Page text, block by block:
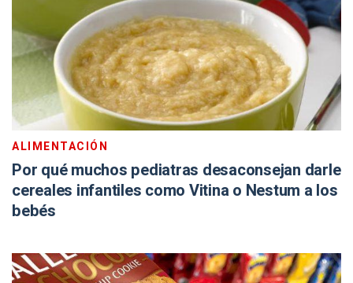
ALIMENTACIÓN
Por qué muchos pediatras desaconsejan darle
cereales infantiles como Vitina o Nestum a los
bebés